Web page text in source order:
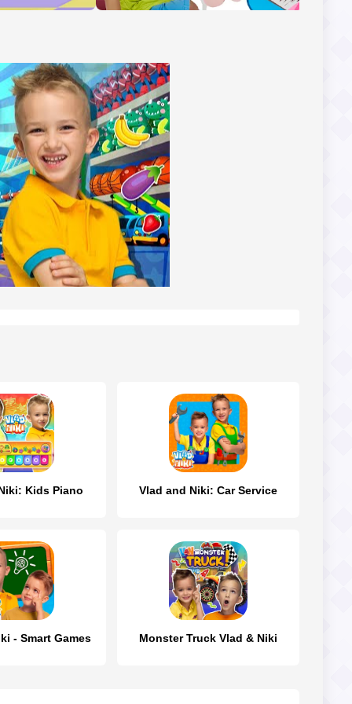
Kids Piano Vlad and Niki: Car Service
- Smart Games Monster Truck Vlad & Niki